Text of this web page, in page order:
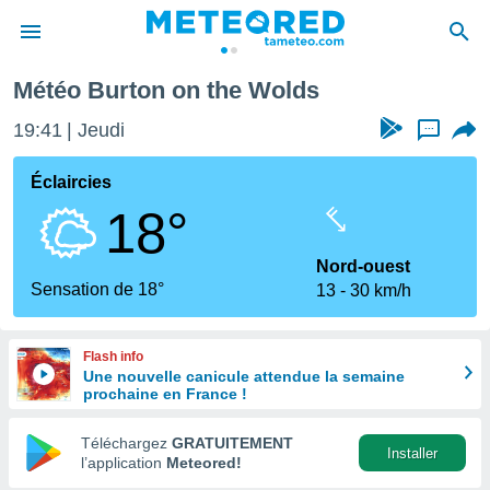
de
en
Météo Burton on the Wolds
19:41 Jeudi ...
Éclaircies
18°
Sensation de 18°
Nord-ouest
13
30 km/h
Flash info
Une nouvelle canicule attendue la semaine
prochaine en France !
Téléchargez GRATUITEMENT
l’application Meteored!
Installer